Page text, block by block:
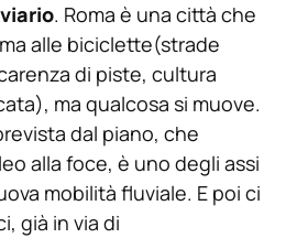
. Roma è una città che
alle biciclette(strade
di piste, cultura
ma qualcosa si muove.
dal piano, che
alla foce, è uno degli assi
mobilità fluviale. E poi ci
già in via di